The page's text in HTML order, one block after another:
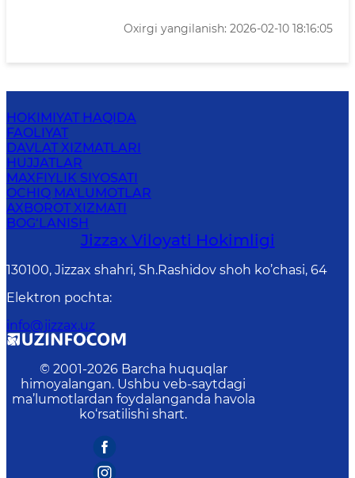
Oxirgi yangilanish: 2026-02-10 18:16:05
HOKIMIYAT HAQIDA
FAOLIYAT
DAVLAT XIZMATLARI
HUJJATLAR
MAXFIYLIK SIYOSATI
OCHIQ MA'LUMOTLAR
AXBOROT XIZMATI
BOG‘LANISH
Jizzах Vilоyati Hоkimligi
130100, Jizzax shahri, Sh.Rashidov shoh ko’chasi, 64
Elektron pochta:
info@jizzax.uz
© 2001-2026 Barcha huquqlar
himoyalangan. Ushbu veb-saytdagi
ma’lumotlardan foydalanganda havola
ko‘rsatilishi shart.